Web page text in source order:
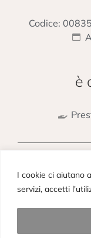
I cookie ci aiutano
servizi, accetti
Codice: 00835
è
Le Georgiche